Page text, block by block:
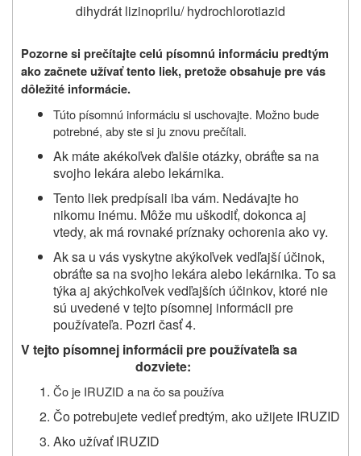
dihydrát lizinoprilu/ hydrochlorotiazid
Pozorne si prečítajte celú písomnú informáciu predtým
ako začnete užívať tento liek, pretože obsahuje pre vás
dôležité informácie.
Túto písomnú informáciu si uschovajte. Možno bude
potrebné, aby ste si ju znovu prečítali.
Ak máte akékoľvek ďalšie otázky, obráťte sa na
svojho lekára alebo lekárnika.
Tento liek predpísali iba vám. Nedávajte ho
nikomu inému. Môže mu uškodiť, dokonca aj
vtedy, ak má rovnaké príznaky ochorenia ako vy.
Ak sa u vás vyskytne akýkoľvek vedľajší účinok,
obráťte sa na svojho lekára alebo lekárnika. To sa
týka aj akýchkoľvek vedľajších účinkov, ktoré nie
sú uvedené v tejto písomnej informácii pre
používateľa. Pozri časť 4.
V tejto písomnej informácii pre používateľa sa
dozviete:
Čo je IRUZID a na čo sa používa
Čo potrebujete vedieť predtým, ako užijete IRUZID
Ako užívať IRUZID